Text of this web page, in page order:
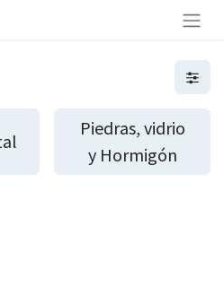
Piedras, vidrio
y Hormigón